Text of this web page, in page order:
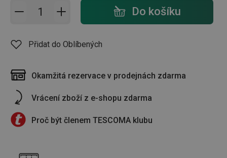
Přidat do košíku - počet Do košíku
Přidat do Oblíbených
Okamžitá rezervace v prodejnách zdarma
Vrácení zboží z e-shopu zdarma
Proč být členem TESCOMA klubu